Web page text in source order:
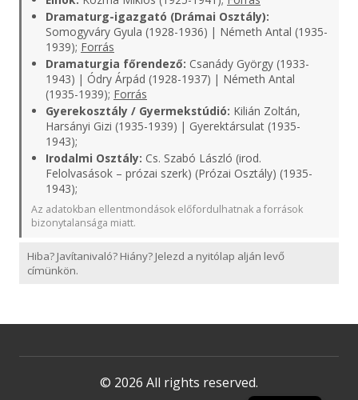
Dramaturg-igazgató (Drámai Osztály):
Somogyváry Gyula (1928-1936) | Németh Antal (1935-
1939); Forrás
Dramaturgia főrendező: Csanády György (1933-
1943) | Ódry Árpád (1928-1937) | Németh Antal
(1935-1939); Forrás
Gyerekosztály / Gyermekstúdió: Kilián Zoltán,
Harsányi Gizi (1935-1939) | Gyerektársulat (1935-
1943);
Irodalmi Osztály: Cs. Szabó László (irod.
Felolvasások – prózai szerk) (Prózai Osztály) (1935-
1943);
Az adatokban ellentmondások előfordulhatnak a források
bizonytalansága miatt.
Hiba? Javítanivaló? Hiány? Jelezd a nyitólap alján levő
címünkön.
© 2026 All rights reserved.